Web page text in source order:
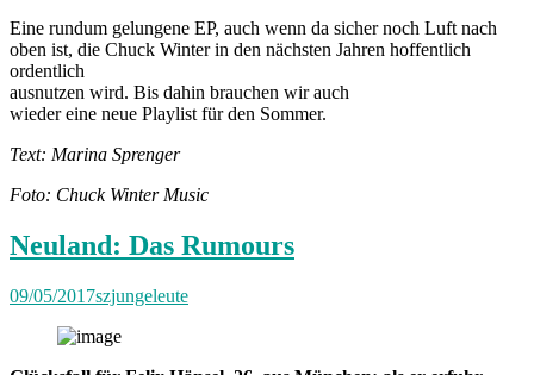
Eine rundum gelungene EP, auch wenn da sicher noch Luft nach
oben ist, die Chuck Winter in den nächsten Jahren hoffentlich
ordentlich
ausnutzen wird. Bis dahin brauchen wir auch
wieder eine neue Playlist für den Sommer.
Text: Marina Sprenger
Foto: Chuck Winter Music
Neuland: Das Rumours
09/05/2017szjungeleute